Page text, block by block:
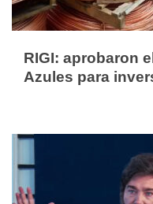
RIGI: aprobaron
Azules para